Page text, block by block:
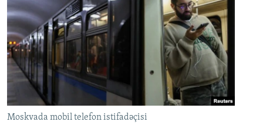
Moskvada mobil telefon istifadəçisi